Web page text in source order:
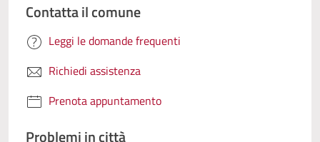
Contatta il comune
Leggi le domande frequenti
Richiedi assistenza
Prenota appuntamento
Problemi in città